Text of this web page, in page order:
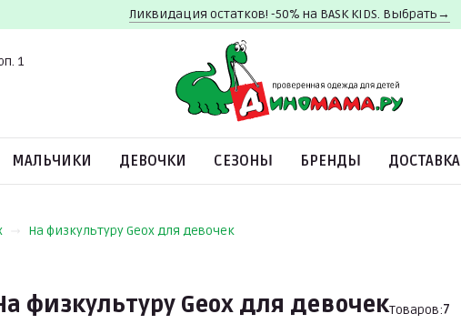
Ликвидация остатков! -50% на BASK KIDS. Выбрать→
1
МАЛЬЧИКИ ДЕВОЧКИ СЕЗОНЫ БРЕНДЫ ДОСТАВКА
На физкультуру Geox для девочек
физкультуру Geox для девочекТоваров:7